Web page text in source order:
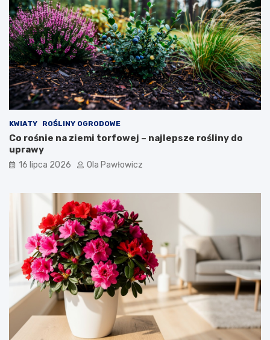
KWIATY ROŚLINY OGRODOWE
Co rośnie na ziemi torfowej – najlepsze rośliny do
uprawy
16 lipca 2026 Ola Pawłowicz